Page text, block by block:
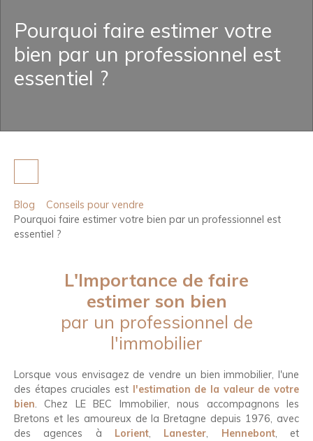
Pourquoi faire estimer votre
bien par un professionnel est
essentiel ?
Blog
Conseils pour vendre
Pourquoi faire estimer votre bien par un professionnel est
essentiel ?
L'Importance de faire
estimer son bien
par un professionnel de
l'immobilier
Lorsque vous envisagez de vendre un bien immobilier, l'une
des étapes cruciales est l'estimation de la valeur de votre
bien. Chez LE BEC Immobilier, nous accompagnons les
Bretons et les amoureux de la Bretagne depuis 1976, avec
des agences à
Lorient, Lanester, Hennebont, et